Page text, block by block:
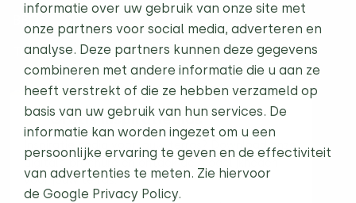
informatie over uw gebruik van onze site met
onze partners voor social media, adverteren en
analyse. Deze partners kunnen deze gegevens
combineren met andere informatie die u aan ze
heeft verstrekt of die ze hebben verzameld op
basis van uw gebruik van hun services. De
informatie kan worden ingezet om u een
persoonlijke ervaring te geven en de effectiviteit
van advertenties te meten. Zie hiervoor
de Google Privacy Policy.
Tuinverlichting
Onze diensten
Projecten
Direct naar
Contact
Gratis inspiratiegids
Inspiratie nodig voor jouw terras? Download onze
digitale brochure en ontdek de mogelijkheden
voor jouw terras.